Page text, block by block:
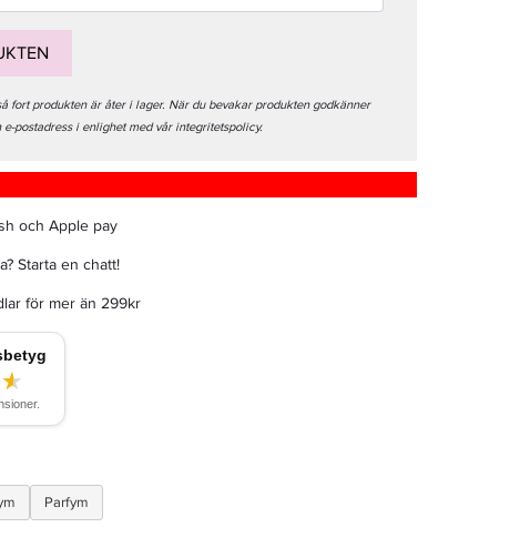
fort produkten är åter i lager. När du bevakar produkten godkänner
postadress i enlighet med vår integritetspolicy.
och Apple pay
Starta en chatt!
för mer än 299kr
Parfym